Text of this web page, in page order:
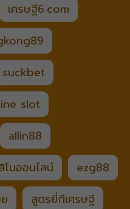
เศรษฐี6.com
suckbet
slot
allin88
โนออนไลน์
ezg88
สูตรยี่กีเศรษฐี